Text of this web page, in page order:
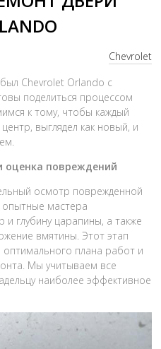
Chevrolet
Chevrolet Orlando с
поделиться процессом
к тому, чтобы каждый
выглядел как новый, и
оценка повреждений
осмотр поврежденной
мастера
и глубину царапины, а также
вмятины. Этот этап
оптимального плана работ и
Мы учитываем все
наиболее эффективное